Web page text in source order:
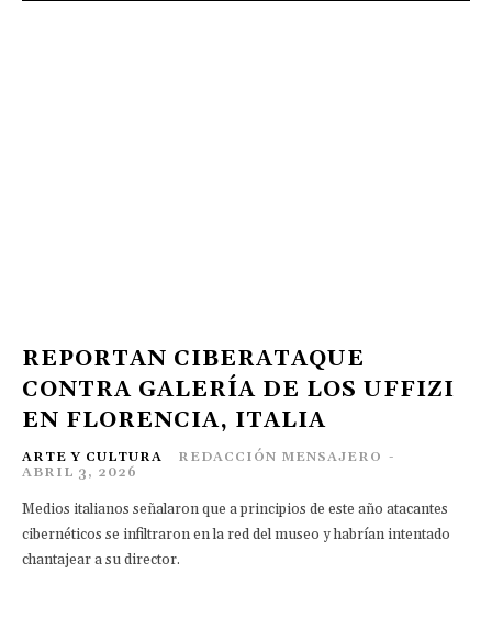
REPORTAN CIBERATAQUE
CONTRA GALERÍA DE LOS UFFIZI
EN FLORENCIA, ITALIA
ARTE Y CULTURA REDACCIÓN MENSAJERO -
ABRIL 3, 2026
Medios italianos señalaron que a principios de este año atacantes
cibernéticos se infiltraron en la red del museo y habrían intentado
chantajear a su director.